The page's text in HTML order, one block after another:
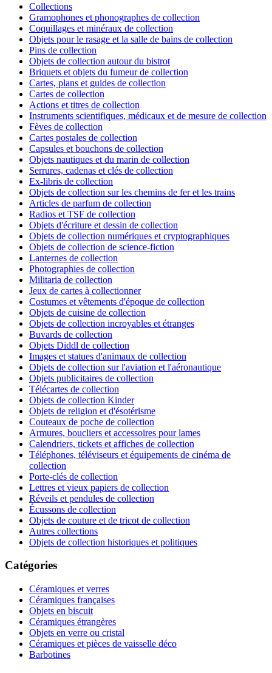
Collections
Gramophones et phonographes de collection
Coquillages et minéraux de collection
Objets pour le rasage et la salle de bains de collection
Pins de collection
Objets de collection autour du bistrot
Briquets et objets du fumeur de collection
Cartes, plans et guides de collection
Cartes de collection
Actions et titres de collection
Instruments scientifiques, médicaux et de mesure de collection
Fèves de collection
Cartes postales de collection
Capsules et bouchons de collection
Objets nautiques et du marin de collection
Serrures, cadenas et clés de collection
Ex-libris de collection
Objets de collection sur les chemins de fer et les trains
Articles de parfum de collection
Radios et TSF de collection
Objets d'écriture et dessin de collection
Objets de collection numériques et cryptographiques
Objets de collection de science-fiction
Lanternes de collection
Photographies de collection
Militaria de collection
Jeux de cartes à collectionner
Costumes et vêtements d'époque de collection
Objets de cuisine de collection
Objets de collection incroyables et étranges
Buvards de collection
Objets Diddl de collection
Images et statues d'animaux de collection
Objets de collection sur l'aviation et l'aéronautique
Objets publicitaires de collection
Télécartes de collection
Objets de collection Kinder
Objets de religion et d'ésotérisme
Couteaux de poche de collection
Armures, boucliers et accessoires pour lames
Calendriers, tickets et affiches de collection
Téléphones, téléviseurs et équipements de cinéma de
collection
Porte-clés de collection
Lettres et vieux papiers de collection
Réveils et pendules de collection
Écussons de collection
Objets de couture et de tricot de collection
Autres collections
Objets de collection historiques et politiques
Catégories
Céramiques et verres
Céramiques françaises
Objets en biscuit
Céramiques étrangères
Objets en verre ou cristal
Céramiques et pièces de vaisselle déco
Barbotines